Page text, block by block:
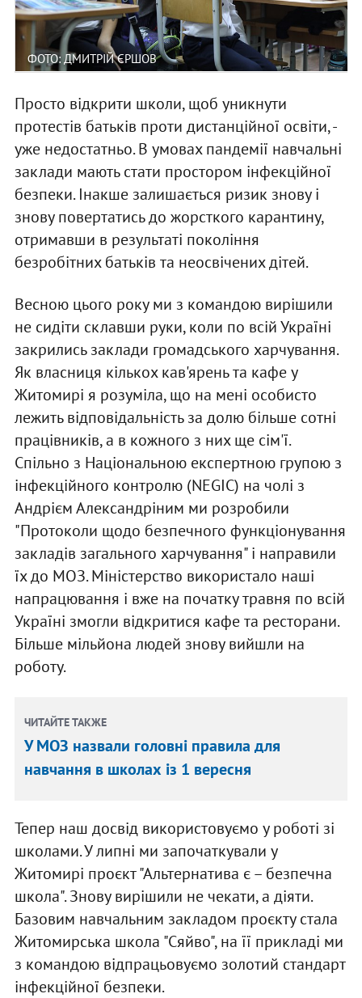
ФОТО: ДМИТРІЙ ЄРШОВ
Просто відкрити школи, щоб уникнути
протестів батьків проти дистанційної освіти, -
уже недостатньо. В умовах пандемії навчальні
заклади мають стати простором інфекційної
безпеки. Інакше залишається ризик знову і
знову повертатись до жорсткого карантину,
отримавши в результаті покоління
безробітних батьків та неосвічених дітей.
Весною цього року ми з командою вирішили
не сидіти склавши руки, коли по всій Україні
закрились заклади громадського харчування.
Як власниця кількох кав'ярень та кафе у
Житомирі я розуміла, що на мені особисто
лежить відповідальність за долю більше сотні
працівників, а в кожного з них ще сім'ї.
Спільно з Національною експертною групою з
інфекційного контролю (NEGIC) на чолі з
Андрієм Александріним ми розробили
"Протоколи щодо безпечного функціонування
закладів загального харчування" і направили
їх до МОЗ. Міністерство використало наші
напрацювання і вже на початку травня по всій
Україні змогли відкритися кафе та ресторани.
Більше мільйона людей знову вийшли на
роботу.
ЧИТАЙТЕ ТАКЖЕ
У МОЗ назвали головні правила для
навчання в школах із 1 вересня
Тепер наш досвід використовуємо у роботі зі
школами. У липні ми започаткували у
Житомирі проєкт "Альтернатива є – безпечна
школа". Знову вирішили не чекати, а діяти.
Базовим навчальним закладом проєкту стала
Житомирська школа "Сяйво", на її прикладі ми
з командою відпрацьовуємо золотий стандарт
інфекційної безпеки.